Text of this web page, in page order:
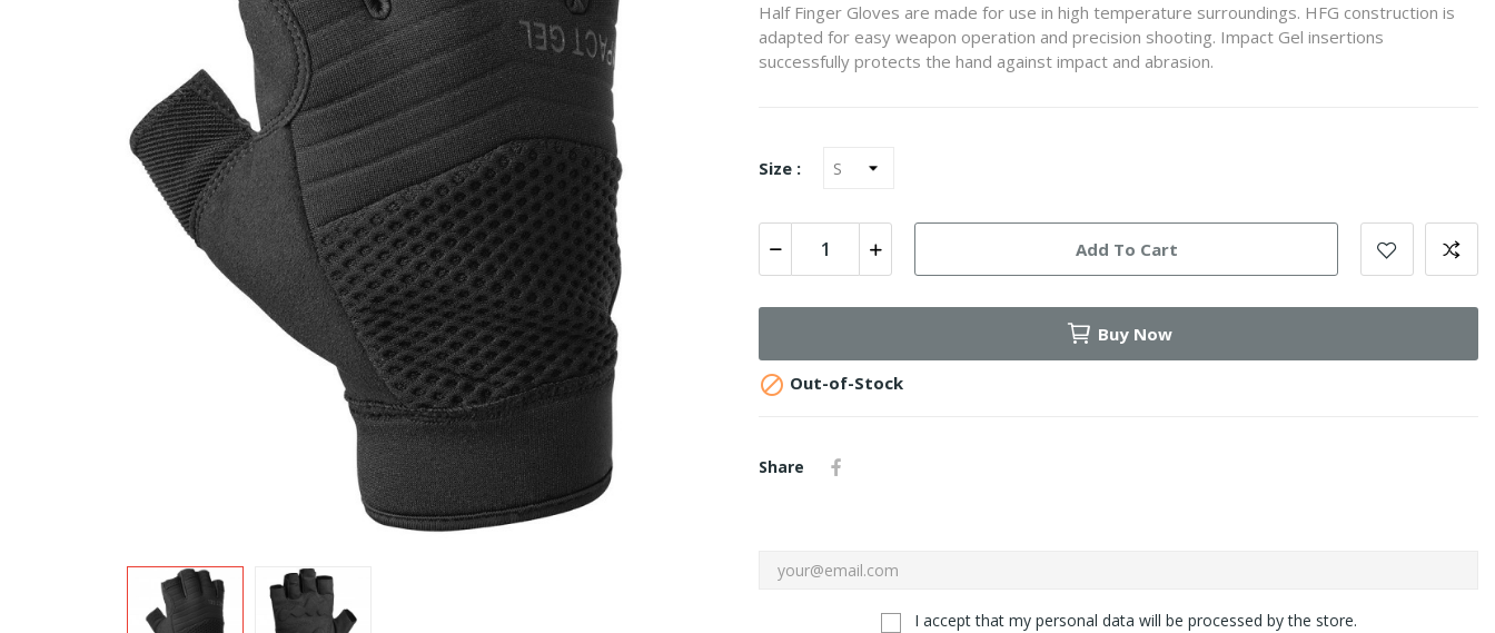
Half Finger Gloves are made for use in high temperature surroundings. HFG construction is
adapted for easy weapon operation and precision shooting. Impact Gel insertions
successfully protects the hand against impact and abrasion.
Size :
Add To Cart
Buy Now
 Out-of-Stock
Share
I accept that my personal data will be processed by the store.